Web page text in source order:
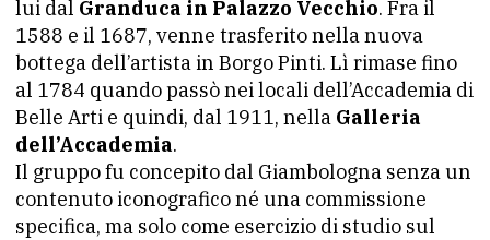
lui dal Granduca in Palazzo Vecchio. Fra il
1588 e il 1687, venne trasferito nella nuova
bottega dell’artista in Borgo Pinti. Lì rimase fino
al 1784 quando passò nei locali dell’Accademia di
Belle Arti e quindi, dal 1911, nella Galleria
dell’Accademia.
Il gruppo fu concepito dal Giambologna senza un
contenuto iconografico né una commissione
specifica, ma solo come esercizio di studio sul